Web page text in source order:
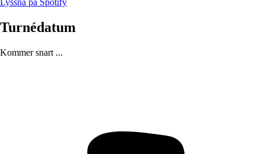
Lyssna på Spotify
Turnédatum
Kommer snart ...